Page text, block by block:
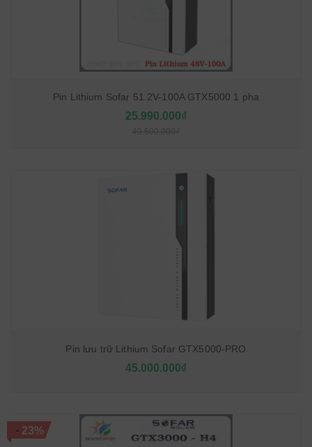
Pin Lithium Sofar 51.2V-100A GTX5000 1 pha
25.990.000₫
Pin lưu trữ Lithium Sofar GTX5000-PRO
45.000.000₫
-23%